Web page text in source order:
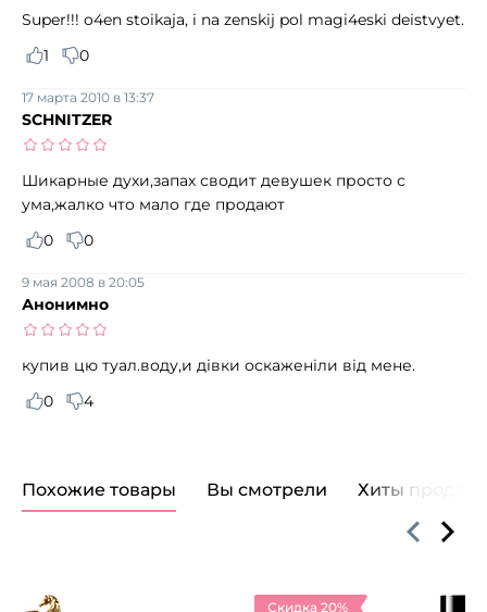
Super!!! o4en stoikaja, i na zenskij pol magi4eski deistvyet.
1
0
SCHNITZER
17 марта 2010 в 13:37
Шикарные духи,запах сводит девушек просто с
ума,жалко что мало где продают
0
0
Анонимно
9 мая 2008 в 20:05
купив цю туал.воду,и дівки оскаженіли від мене.
0
4
Похожие товары Вы смотрели Хиты продаж
Скидка 20%